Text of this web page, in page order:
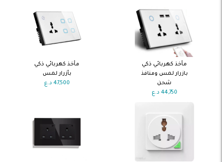
اضف الى
السلة
مأخذ كهربائي ذكي
بازرار لمس ومنافذ
شحن
44,750 د.ع
اضف الى
السلة
مأخذ كهربائي ذكي
بأزرار لمس
47,500 د.ع